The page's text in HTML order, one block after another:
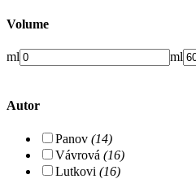
Volume
ml ml
Autor
Panov (14)
Vávrová (16)
Lutkovi (16)